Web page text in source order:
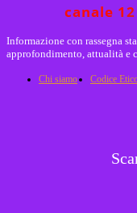
canale
Informazione con rassegna
approfondimento, attualità e
Chi siamo Codice